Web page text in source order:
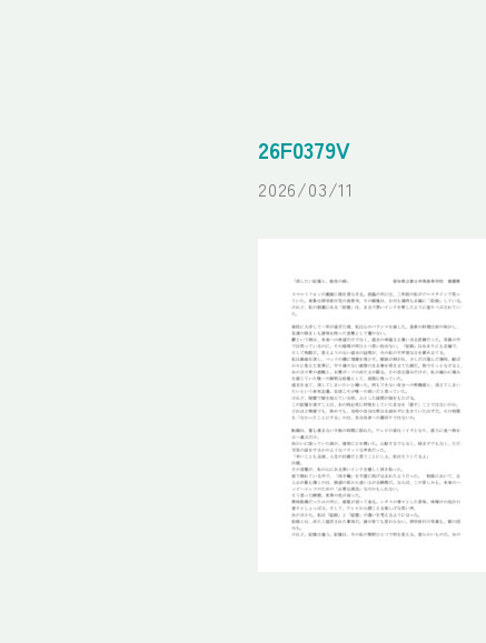
26F0379V
2026/03/11